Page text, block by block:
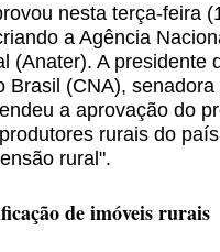
nesta terça-feira
a Agência
(Anater). A presidente
Brasil (CNA),
a aprovação do
rurais do
rural".
de imóveis rurais